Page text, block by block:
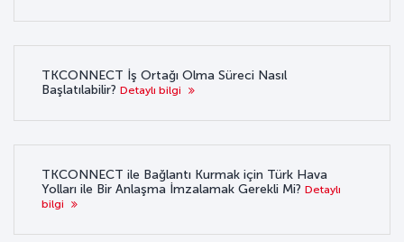
TKCONNECT İş Ortağı Olma Süreci Nasıl
Başlatılabilir? Detaylı bilgi
TKCONNECT ile Bağlantı Kurmak için Türk Hava
Yolları ile Bir Anlaşma İmzalamak Gerekli Mi? Detaylı
bilgi